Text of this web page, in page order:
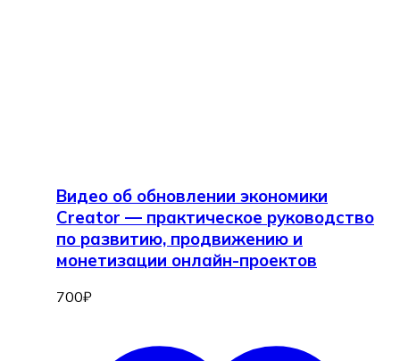
Видео об обновлении экономики
Creator — практическое руководство
по развитию, продвижению и
монетизации онлайн-проектов
700₽